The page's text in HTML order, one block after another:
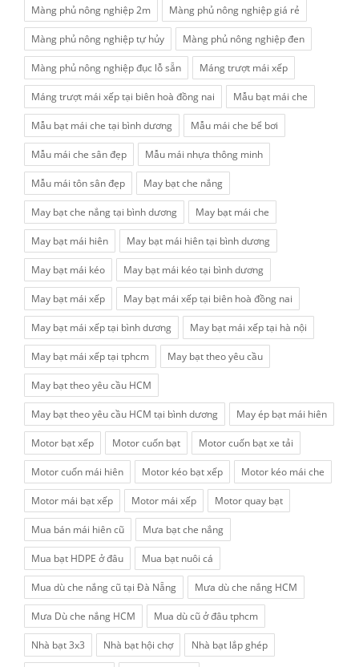
Màng phủ nông nghiệp 2m Màng phủ nông nghiệp giá rẻ
Màng phủ nông nghiệp tự hủy Màng phủ nông nghiệp đen
Màng phủ nông nghiệp đục lỗ sẵn Máng trượt mái xếp
Máng trượt mái xếp tại biên hoà đồng nai Mẫu bạt mái che
Mẫu bạt mái che tại bình dương Mẫu mái che bể bơi
Mẫu mái che sân đẹp Mẫu mái nhựa thông minh
Mẫu mái tôn sân đẹp May bạt che nắng
May bạt che nắng tại bình dương May bạt mái che
May bạt mái hiên May bạt mái hiên tại bình dương
May bạt mái kéo May bạt mái kéo tại bình dương
May bạt mái xếp May bạt mái xếp tại biên hoà đồng nai
May bạt mái xếp tại bình dương May bạt mái xếp tại hà nội
May bạt mái xếp tại tphcm May bạt theo yêu cầu
May bạt theo yêu cầu HCM
May bạt theo yêu cầu HCM tại bình dương May ép bạt mái hiên
Motor bạt xếp Motor cuốn bạt Motor cuốn bạt xe tải
Motor cuốn mái hiên Motor kéo bạt xếp Motor kéo mái che
Motor mái bạt xếp Motor mái xếp Motor quay bạt
Mua bán mái hiên cũ Mưa bạt che nắng
Mua bạt HDPE ở đâu Mua bạt nuôi cá
Mua dù che nắng cũ tại Đà Nẵng Mưa dù che nắng HCM
Mưa Dù che nắng HCM Mua dù cũ ở đâu tphcm
Nhà bạt 3x3 Nhà bạt hội chợ Nhà bạt lắp ghép